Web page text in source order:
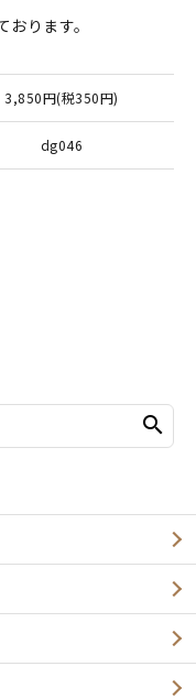
ります。
3,850円(税350円)
dg046
search